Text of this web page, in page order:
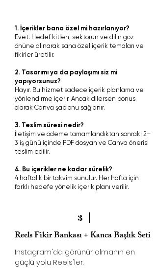
1. İçerikler bana özel mi hazırlanıyor?
Evet. Hedef kitlen, sektörün ve dilin göz
önüne alınarak sana özel içerik temaları ve
fikirler üretilir.
2. Tasarımı ya da paylaşımı siz mi
yapıyorsunuz?
Hayır. Bu hizmet sadece içerik planlama ve
yönlendirme içerir. Ancak dilersen bonus
olarak Canva şablonu sağlanır.
3. Teslim süresi nedir?
İletişim ve ödeme tamamlandıktan sonraki 2–
3 iş günü içinde PDF dosyan ve Canva önerisi
teslim edilir.
4. Bu içerikler ne kadar sürelik?
4 haftalık bir takvim sunulur. Her hafta için
farklı hedefe yönelik içerik planı verilir.
3
Reels Fikir Bankası + Kanca Başlık Seti
Instagram'da görünür olmanın en
güçlü yolu Reels'ler.